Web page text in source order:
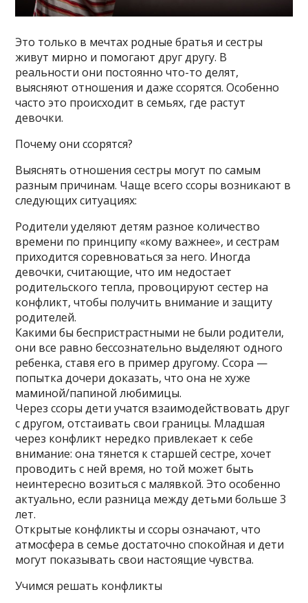
Это только в мечтах родные братья и сестры
живут мирно и помогают друг другу. В
реальности они постоянно что-то делят,
выясняют отношения и даже ссорятся. Особенно
часто это происходит в семьях, где растут
девочки.
Почему они ссорятся?
Выяснять отношения сестры могут по самым
разным причинам. Чаще всего ссоры возникают в
следующих ситуациях:
Родители уделяют детям разное количество
времени по принципу «кому важнее», и сестрам
приходится соревноваться за него. Иногда
девочки, считающие, что им недостает
родительского тепла, провоцируют сестер на
конфликт, чтобы получить внимание и защиту
родителей.
Какими бы беспристрастными не были родители,
они все равно бессознательно выделяют одного
ребенка, ставя его в пример другому. Ссора —
попытка дочери доказать, что она не хуже
маминой/папиной любимицы.
Через ссоры дети учатся взаимодействовать друг
с другом, отстаивать свои границы. Младшая
через конфликт нередко привлекает к себе
внимание: она тянется к старшей сестре, хочет
проводить с ней время, но той может быть
неинтересно возиться с малявкой. Это особенно
актуально, если разница между детьми больше 3
лет.
Открытые конфликты и ссоры означают, что
атмосфера в семье достаточно спокойная и дети
могут показывать свои настоящие чувства.
Учимся решать конфликты